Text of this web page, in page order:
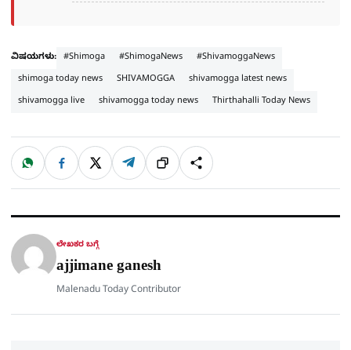
ವಿಷಯಗಳು: #Shimoga #ShimogaNews
#ShivamoggaNews
shimoga today news
SHIVAMOGGA
shivamogga latest news
shivamogga live
shivamogga today news Thirthahalli Today News
ಹಂಚಿಕೊಳ್ಳಿ
W
a
t
p
p
F
c
e
o
k
X T
l
e
a
m
ಲಿಂ
ಕ್
S
h
a
ಲೇಖಕರ ಬಗ್ಗೆ
ajjimane ganesh
Malenadu Today Contributor